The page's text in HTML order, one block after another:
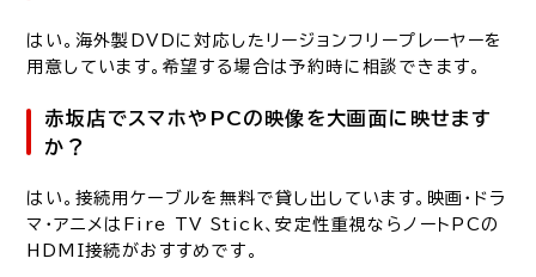
はい。海外製DVDに対応したリージョンフリープレーヤーを
用意しています。希望する場合は予約時に相談できます。
赤坂店でスマホやPCの映像を大画面に映せます
か？
はい。接続用ケーブルを無料で貸し出しています。映画・ドラ
マ・アニメはFire TV Stick、安定性重視ならノートPCの
HDMI接続がおすすめです。